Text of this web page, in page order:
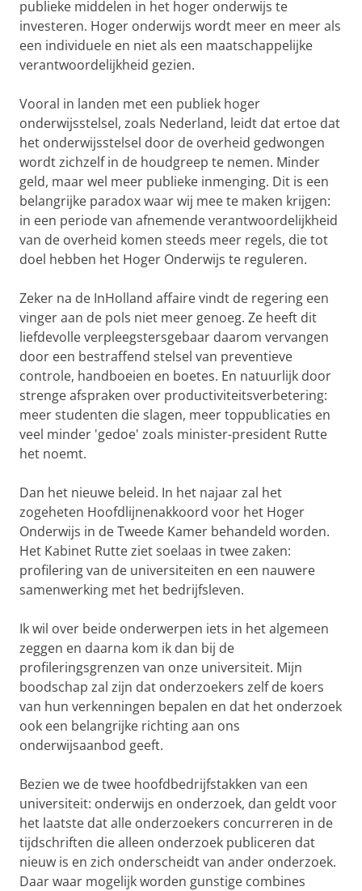
publieke middelen in het hoger onderwijs te
investeren. Hoger onderwijs wordt meer en meer als
een individuele en niet als een maatschappelijke
verantwoordelijkheid gezien.
Vooral in landen met een publiek hoger
onderwijsstelsel, zoals Nederland, leidt dat ertoe dat
het onderwijsstelsel door de overheid gedwongen
wordt zichzelf in de houdgreep te nemen. Minder
geld, maar wel meer publieke inmenging. Dit is een
belangrijke paradox waar wij mee te maken krijgen:
in een periode van afnemende verantwoordelijkheid
van de overheid komen steeds meer regels, die tot
doel hebben het Hoger Onderwijs te reguleren.
Zeker na de InHolland affaire vindt de regering een
vinger aan de pols niet meer genoeg. Ze heeft dit
liefdevolle verpleegstersgebaar daarom vervangen
door een bestraffend stelsel van preventieve
controle, handboeien en boetes. En natuurlijk door
strenge afspraken over productiviteitsverbetering:
meer studenten die slagen, meer toppublicaties en
veel minder 'gedoe' zoals minister-president Rutte
het noemt.
Dan het nieuwe beleid. In het najaar zal het
zogeheten Hoofdlijnenakkoord voor het Hoger
Onderwijs in de Tweede Kamer behandeld worden.
Het Kabinet Rutte ziet soelaas in twee zaken:
profilering van de universiteiten en een nauwere
samenwerking met het bedrijfsleven.
Ik wil over beide onderwerpen iets in het algemeen
zeggen en daarna kom ik dan bij de
profileringsgrenzen van onze universiteit. Mijn
boodschap zal zijn dat onderzoekers zelf de koers
van hun verkenningen bepalen en dat het onderzoek
ook een belangrijke richting aan ons
onderwijsaanbod geeft.
Bezien we de twee hoofdbedrijfstakken van een
universiteit: onderwijs en onderzoek, dan geldt voor
het laatste dat alle onderzoekers concurreren in de
tijdschriften die alleen onderzoek publiceren dat
nieuw is en zich onderscheidt van ander onderzoek.
Daar waar mogelijk worden gunstige combines